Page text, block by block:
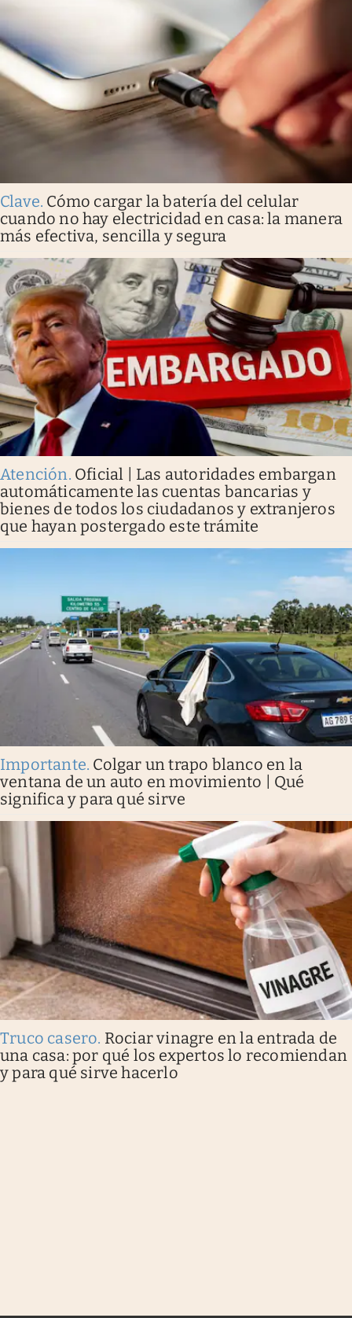
Clave. Cómo cargar la batería del celular
cuando no hay electricidad en casa: la manera
más efectiva, sencilla y segura
Atención. Oficial | Las autoridades embargan
automáticamente las cuentas bancarias y
bienes de todos los ciudadanos y extranjeros
que hayan postergado este trámite
Importante. Colgar un trapo blanco en la
ventana de un auto en movimiento | Qué
significa y para qué sirve
Truco casero. Rociar vinagre en la entrada de
una casa: por qué los expertos lo recomiendan
y para qué sirve hacerlo